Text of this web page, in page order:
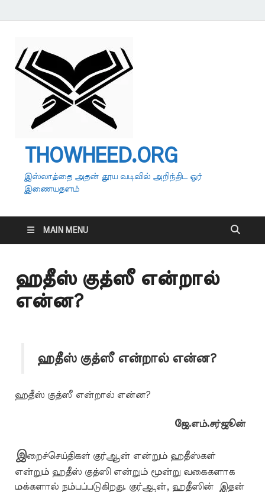
THOWHEED.ORG
இஸ்லாத்தை அதன் தூய வடிவில் அறிந்திட ஓர்
இணையதளம்
MAIN MENU
ஹதீஸ் குத்ஸீ என்றால்
என்ன?
ஹதீஸ் குத்ஸீ என்றால் என்ன?
ஹதீஸ் குத்ஸீ என்றால் என்ன?
ஜே.எம்.சர்ஜூன்
இறைச்செய்திகள் குர்ஆன் என்றும் ஹதீஸ்கள்
என்றும் ஹதீஸ் குத்ஸி என்றும் மூன்று வகைகளாக
மக்களால் நம்பப்படுகிறது. குர்ஆன், ஹதீஸின் இதன்